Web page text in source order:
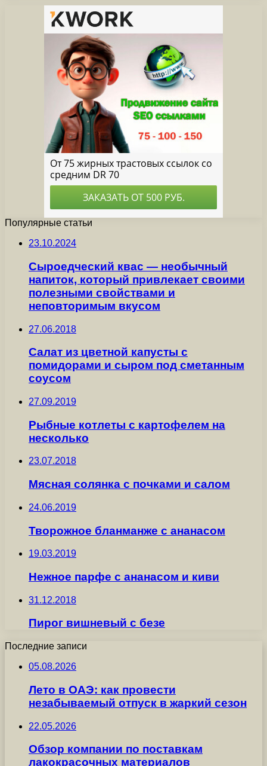
Популярные статьи
23.10.2024
Сыроедческий квас — необычный
напиток, который привлекает своими
полезными свойствами и
неповторимым вкусом
27.06.2018
Салат из цветной капусты с
помидорами и сыром под сметанным
соусом
27.09.2019
Рыбные котлеты с картофелем на
несколько
23.07.2018
Мясная солянка с почками и салом
24.06.2019
Творожное бланманже с ананасом
19.03.2019
Нежное парфе с ананасом и киви
31.12.2018
Пирог вишневый с безе
Последние записи
05.08.2026
Лето в ОАЭ: как провести
незабываемый отпуск в жаркий сезон
22.05.2026
Обзор компании по поставкам
лакокрасочных материалов